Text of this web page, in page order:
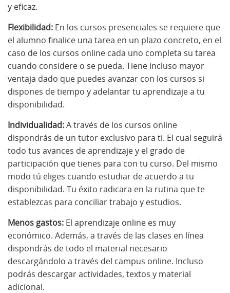
y eficaz.
Flexibilidad: En los cursos presenciales se requiere que
el alumno finalice una tarea en un plazo concreto, en el
caso de los cursos online cada uno completa su tarea
cuando considere o se pueda. Tiene incluso mayor
ventaja dado que puedes avanzar con los cursos si
dispones de tiempo y adelantar tu aprendizaje a tu
disponibilidad.
Individualidad:A través de los cursos online
dispondrás de un tutor exclusivo para ti. El cual seguirá
todo tus avances de aprendizaje y el grado de
participación que tienes para con tu curso. Del mismo
modo tú eliges cuando estudiar de acuerdo a tu
disponibilidad. Tu éxito radicara en la rutina que te
establezcas para conciliar trabajo y estudios.
Menos gastos: El aprendizaje online es muy
económico. Además, a través de las clases en línea
dispondrás de todo el material necesario
descargándolo a través del campus online. Incluso
podrás descargar actividades, textos y material
adicional.